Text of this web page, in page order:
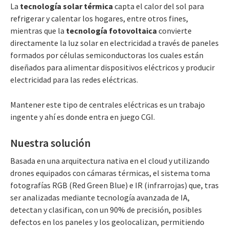
La tecnología solar térmica capta el calor del sol para
refrigerar y calentar los hogares, entre otros fines,
mientras que la tecnología fotovoltaica convierte
directamente la luz solar en electricidad a través de paneles
formados por células semiconductoras los cuales están
diseñados para alimentar dispositivos eléctricos y producir
electricidad para las redes eléctricas.
Mantener este tipo de centrales eléctricas es un trabajo
ingente y ahí es donde entra en juego CGI.
Nuestra solución
Basada en una arquitectura nativa en el cloud y utilizando
drones equipados con cámaras térmicas, el sistema toma
fotografías RGB (Red Green Blue) e IR (infrarrojas) que, tras
ser analizadas mediante tecnología avanzada de IA,
detectan y clasifican, con un 90% de precisión, posibles
defectos en los paneles y los geolocalizan, permitiendo